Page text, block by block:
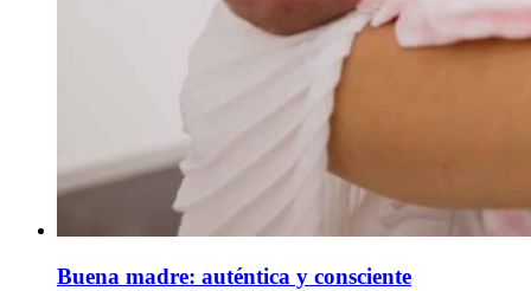
Buena madre: auténtica y consciente